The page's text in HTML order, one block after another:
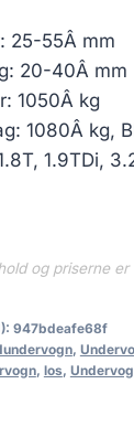
25-55Â mm
20-40Â mm
1050Â kg
1080Â kg,
1.9TDi,
og priserne er
947bdeafe68f
,
, los,